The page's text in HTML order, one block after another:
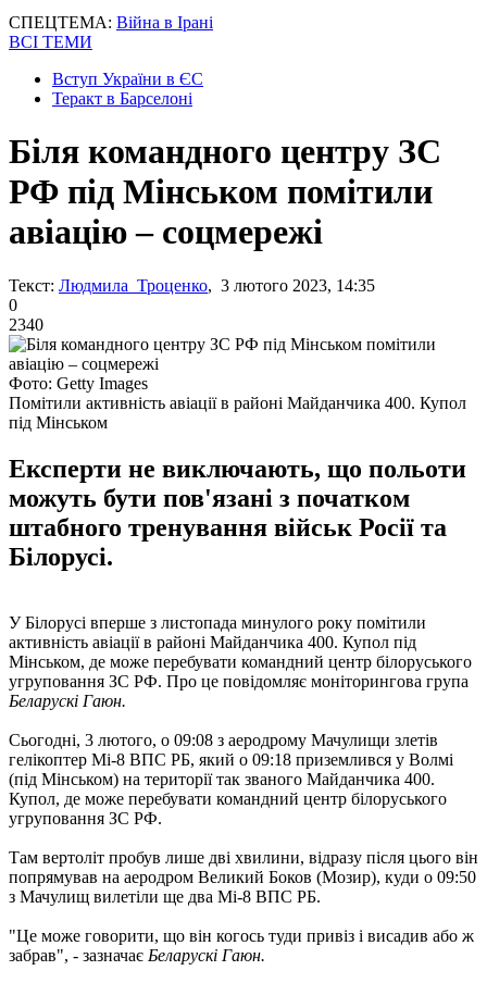
СПЕЦТЕМА: Війна в Ірані
ВСІ ТЕМИ
Вступ України в ЄС
Теракт в Барселоні
Біля командного центру ЗС
РФ під Мінськом помітили
авіацію – соцмережі
Текст: Людмила Троценко, 3 лютого 2023, 14:35
0
2340
Фото: Getty Images
Помітили активність авіації в районі Майданчика 400. Купол
під Мінськом
Експерти не виключають, що польоти
можуть бути пов'язані з початком
штабного тренування військ Росії та
Білорусі.
У Білорусі вперше з листопада минулого року помітили
активність авіації в районі Майданчика 400. Купол під
Мінськом, де може перебувати командний центр білоруського
угруповання ЗС РФ. Про це повідомляє моніторингова група
Беларускі Гаюн.
Сьогодні, 3 лютого, о 09:08 з аеродрому Мачулищи злетів
гелікоптер Мі-8 ВПС РБ, який о 09:18 приземлився у Волмі
(під Мінськом) на території так званого Майданчика 400.
Купол, де може перебувати командний центр білоруського
угруповання ЗС РФ.
Там вертоліт пробув лише дві хвилини, відразу після цього він
попрямував на аеродром Великий Боков (Мозир), куди о 09:50
з Мачулищ вилетіли ще два Мі-8 ВПС РБ.
"Це може говорити, що він когось туди привіз і висадив або ж
забрав", - зазначає Беларускі Гаюн.